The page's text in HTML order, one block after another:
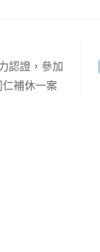
認證，參加
補休一案